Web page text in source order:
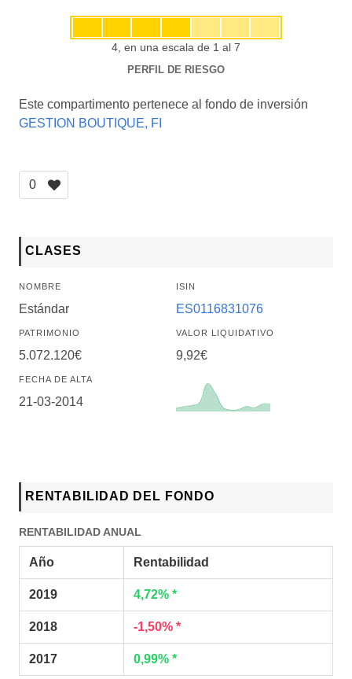
4, en una escala de 1 al 7
PERFIL DE RIESGO
Este compartimento pertenece al fondo de inversión
GESTION BOUTIQUE, FI
0
CLASES
NOMBRE
Estándar
ISIN
ES0116831076
PATRIMONIO
5.072.120€
VALOR LIQUIDATIVO
9,92€
FECHA DE ALTA
21-03-2014
RENTABILIDAD DEL FONDO
RENTABILIDAD ANUAL
Año Rentabilidad
2019 4,72% *
2018 -1,50% *
2017 0,99% *